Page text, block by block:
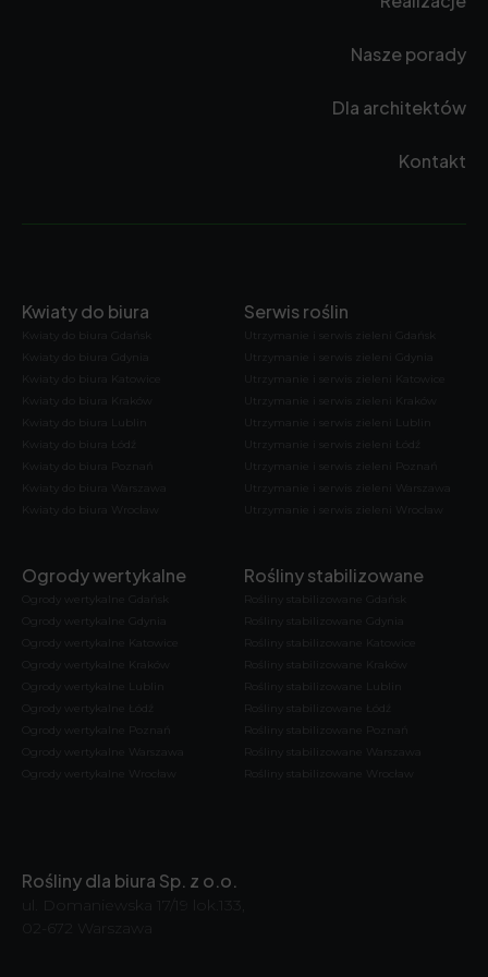
Nasze porady
Dla architektów
Kontakt
Kwiaty do biura
Kwiaty do biura Gdańsk
Kwiaty do biura Gdynia
Kwiaty do biura Katowice
Kwiaty do biura Kraków
Kwiaty do biura Lublin
Kwiaty do biura Łódź
Kwiaty do biura Poznań
Kwiaty do biura Warszawa
Kwiaty do biura Wrocław
Serwis roślin
Utrzymanie i serwis zieleni Gdańsk
Utrzymanie i serwis zieleni Gdynia
Utrzymanie i serwis zieleni Katowice
Utrzymanie i serwis zieleni Kraków
Utrzymanie i serwis zieleni Lublin
Utrzymanie i serwis zieleni Łódź
Utrzymanie i serwis zieleni Poznań
Utrzymanie i serwis zieleni Warszawa
Utrzymanie i serwis zieleni Wrocław
Ogrody wertykalne
Ogrody wertykalne Gdańsk
Ogrody wertykalne Gdynia
Ogrody wertykalne Katowice
Ogrody wertykalne Kraków
Ogrody wertykalne Lublin
Ogrody wertykalne Łódź
Ogrody wertykalne Poznań
Ogrody wertykalne Warszawa
Ogrody wertykalne Wrocław
Rośliny stabilizowane
Rośliny stabilizowane Gdańsk
Rośliny stabilizowane Gdynia
Rośliny stabilizowane Katowice
Rośliny stabilizowane Kraków
Rośliny stabilizowane Lublin
Rośliny stabilizowane Łódź
Rośliny stabilizowane Poznań
Rośliny stabilizowane Warszawa
Rośliny stabilizowane Wrocław
Rośliny dla biura Sp. z o.o.
ul. Domaniewska 17/19 lok.133,
02-672 Warszawa